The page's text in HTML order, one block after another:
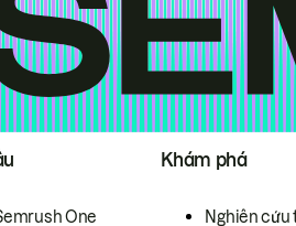
One
Khám phá
Nghiên cứu